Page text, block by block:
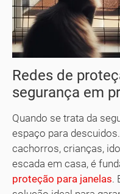
Redes de
segurança em
Quando se trata da
espaço para
cachorros, crianças,
escada em casa, é
proteção para janelas.